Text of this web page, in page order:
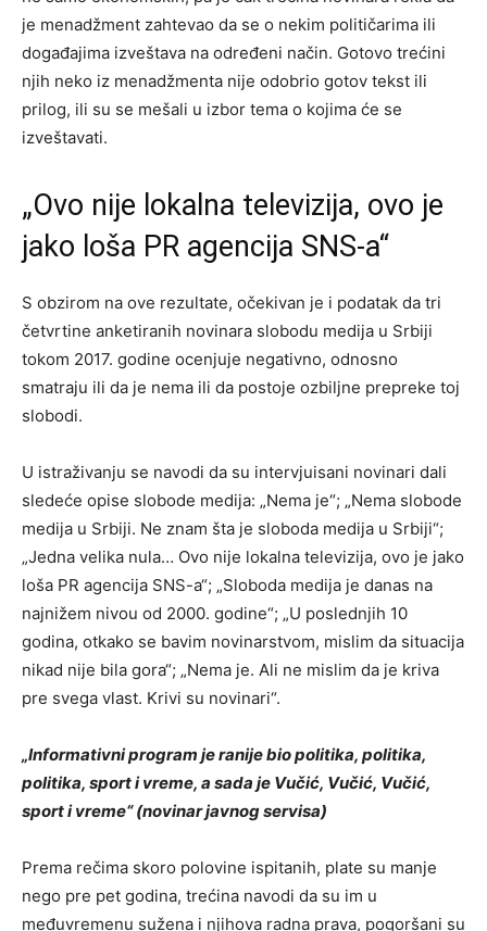
je menadžment zahtevao da se o nekim političarima ili
događajima izveštava na određeni način. Gotovo trećini
njih neko iz menadžmenta nije odobrio gotov tekst ili
prilog, ili su se mešali u izbor tema o kojima će se
izveštavati.
„Ovo nije lokalna televizija, ovo je
jako loša PR agencija SNS-a“
S obzirom na ove rezultate, očekivan je i podatak da tri
četvrtine anketiranih novinara slobodu medija u Srbiji
tokom 2017. godine ocenjuje negativno, odnosno
smatraju ili da je nema ili da postoje ozbiljne prepreke toj
slobodi.
U istraživanju se navodi da su intervjuisani novinari dali
sledeće opise slobode medija: „Nema je“; „Nema slobode
medija u Srbiji. Ne znam šta je sloboda medija u Srbiji“;
„Jedna velika nula… Ovo nije lokalna televizija, ovo je jako
loša PR agencija SNS-a“; „Sloboda medija je danas na
najnižem nivou od 2000. godine“; „U poslednjih 10
godina, otkako se bavim novinarstvom, mislim da situacija
nikad nije bila gora“; „Nema je. Ali ne mislim da je kriva
pre svega vlast. Krivi su novinari“.
„Informativni program je ranije bio politika, politika,
politika, sport i vreme, a sada je Vučić, Vučić, Vučić,
sport i vreme“ (novinar javnog servisa)
Prema rečima skoro polovine ispitanih, plate su manje
nego pre pet godina, trećina navodi da su im u
međuvremenu sužena i njihova radna prava, pogoršani su